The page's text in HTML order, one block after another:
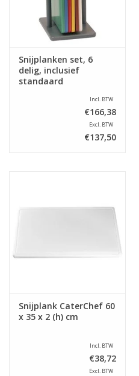
Snijplanken set, 6
delig, inclusief
standaard
Incl. BTW
€166,38
Excl. BTW
€137,50
Snijplank CaterChef 60
x 35 x 2 (h) cm
Incl. BTW
€38,72
Excl. BTW